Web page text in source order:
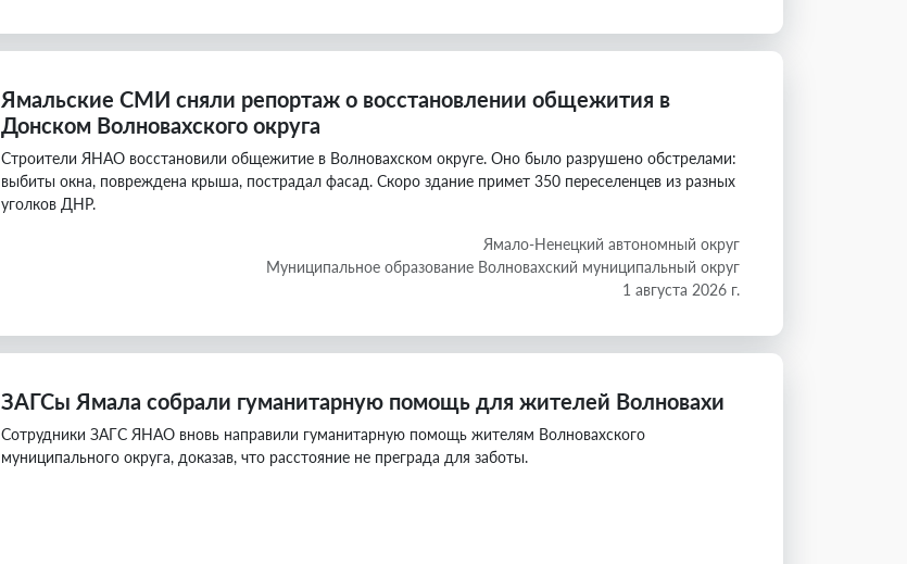
Ямальские СМИ сняли репортаж о восстановлении общежития в
Донском Волновахского округа
Строители ЯНАО восстановили общежитие в Волновахском округе. Оно было разрушено обстрелами:
выбиты окна, повреждена крыша, пострадал фасад. Скоро здание примет 350 переселенцев из разных
уголков ДНР.
Ямало-Ненецкий автономный округ
Муниципальное образование Волновахский муниципальный округ
1 августа 2026 г.
ЗАГСы Ямала собрали гуманитарную помощь для жителей Волновахи
Сотрудники ЗАГС ЯНАО вновь направили гуманитарную помощь жителям Волновахского
муниципального округа, доказав, что расстояние не преграда для заботы.